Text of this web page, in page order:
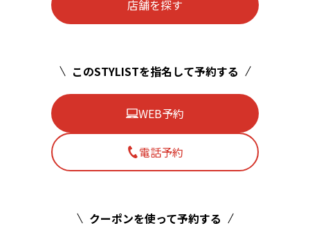
店舗を探す
このSTYLISTを指名して予約する
WEB予約
電話予約
クーポンを使って予約する